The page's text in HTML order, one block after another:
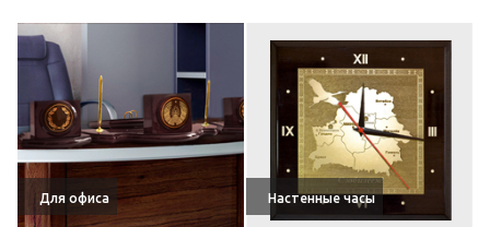
Для офиса Настенные часы